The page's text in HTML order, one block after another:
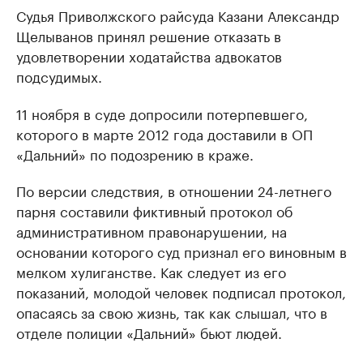
Судья Приволжского райсуда Казани Александр
Щелыванов принял решение отказать в
удовлетворении ходатайства адвокатов
подсудимых.
11 ноября в суде допросили потерпевшего,
которого в марте 2012 года доставили в ОП
«Дальний» по подозрению в краже.
По версии следствия, в отношении 24-летнего
парня составили фиктивный протокол об
административном правонарушении, на
основании которого суд признал его виновным в
мелком хулиганстве. Как следует из его
показаний, молодой человек подписал протокол,
опасаясь за свою жизнь, так как слышал, что в
отделе полиции «Дальний» бьют людей.